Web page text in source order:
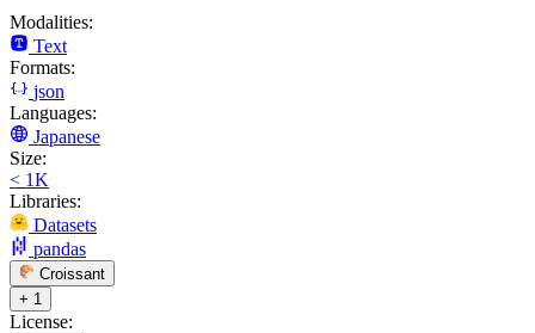
Modalities:
Text
Formats:
json
Languages:
Japanese
Size:
< 1K
Libraries:
Datasets
pandas
Croissant
+ 1
License: